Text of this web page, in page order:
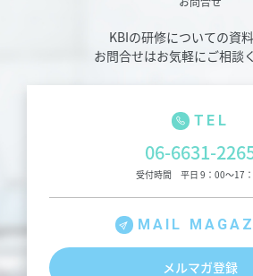
KBIの研修についての資料
お問合せはお気軽にご相談
TEL
06-6631-
受付時間 平日 9：00～17
MAIL
メルマガ登録